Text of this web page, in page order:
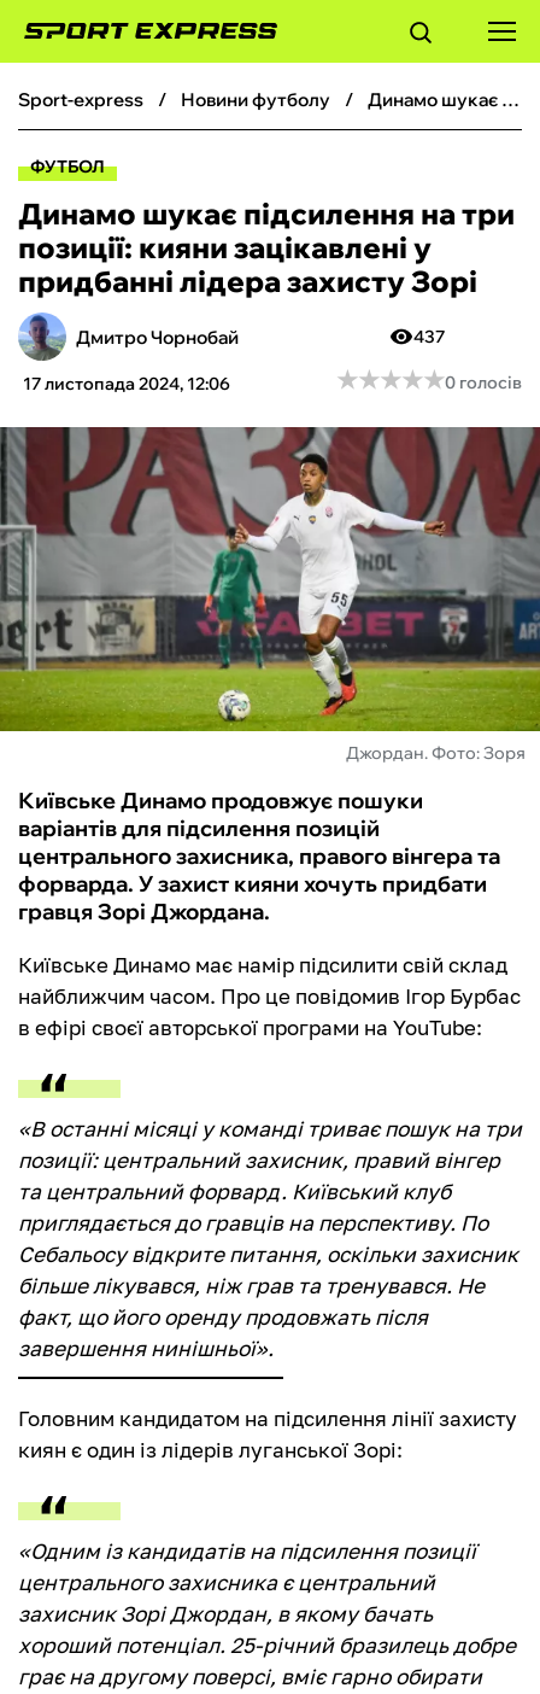
ФУТБОЛ
БОКС
ХОКЕЙ
ТЕНІС
КІБЕРСПОРТ
ЧС-2026
ІНШІ
БУКМЕКЕРИ
sport-express новини футболу Динамо шукає підсилення на три позиції: кияни зацікавлені у придбанні лідера захисту Зорі
ФУТБОЛ
Динамо шукає підсилення на три
позиції: кияни зацікавлені у
придбанні лідера захисту Зорі
Дмитро Чорнобай
17 листопада 2024, 12:06
437
★★★★★
★★★★★0 голосів
Джордан. Фото: Зоря
Київське Динамо продовжує пошуки
варіантів для підсилення позицій
центрального захисника, правого вінгера та
форварда. У захист кияни хочуть придбати
гравця Зорі Джордана.
Київське Динамо має намір підсилити свій склад
найближчим часом. Про це повідомив Ігор Бурбас
в ефірі своєї авторської програми на YouTube:
«В останні місяці у команді триває пошук на три
позиції: центральний захисник, правий вінгер
та центральний форвард. Київський клуб
приглядається до гравців на перспективу. По
Себальосу відкрите питання, оскільки захисник
більше лікувався, ніж грав та тренувався. Не
факт, що його оренду продовжать після
завершення нинішньої».
Головним кандидатом на підсилення лінії захисту
киян є один із лідерів луганської Зорі:
«Одним із кандидатів на підсилення позиції
центрального захисника є центральний
захисник Зорі Джордан, в якому бачать
хороший потенціал. 25-річний бразилець добре
грає на другому поверсі, вміє гарно обирати